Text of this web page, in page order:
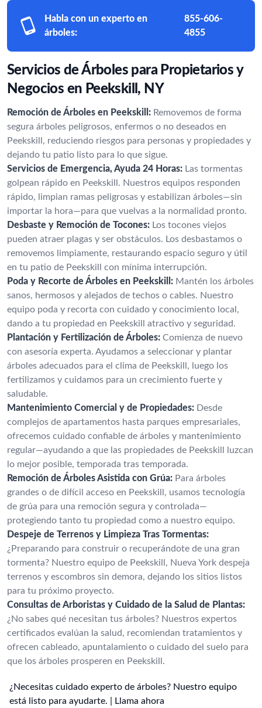
Habla con un experto en
árboles:
855-606-
4855
Servicios de Árboles para Propietarios y
Negocios en Peekskill, NY
Remoción de Árboles en Peekskill: Removemos de forma
segura árboles peligrosos, enfermos o no deseados en
Peekskill, reduciendo riesgos para personas y propiedades y
dejando tu patio listo para lo que sigue.
Servicios de Emergencia, Ayuda 24 Horas: Las tormentas
golpean rápido en Peekskill. Nuestros equipos responden
rápido, limpian ramas peligrosas y estabilizan árboles—sin
importar la hora—para que vuelvas a la normalidad pronto.
Desbaste y Remoción de Tocones: Los tocones viejos
pueden atraer plagas y ser obstáculos. Los desbastamos o
removemos limpiamente, restaurando espacio seguro y útil
en tu patio de Peekskill con mínima interrupción.
Poda y Recorte de Árboles en Peekskill: Mantén los árboles
sanos, hermosos y alejados de techos o cables. Nuestro
equipo poda y recorta con cuidado y conocimiento local,
dando a tu propiedad en Peekskill atractivo y seguridad.
Plantación y Fertilización de Árboles: Comienza de nuevo
con asesoría experta. Ayudamos a seleccionar y plantar
árboles adecuados para el clima de Peekskill, luego los
fertilizamos y cuidamos para un crecimiento fuerte y
saludable.
Mantenimiento Comercial y de Propiedades: Desde
complejos de apartamentos hasta parques empresariales,
ofrecemos cuidado confiable de árboles y mantenimiento
regular—ayudando a que las propiedades de Peekskill luzcan
lo mejor posible, temporada tras temporada.
Remoción de Árboles Asistida con Grúa: Para árboles
grandes o de difícil acceso en Peekskill, usamos tecnología
de grúa para una remoción segura y controlada—
protegiendo tanto tu propiedad como a nuestro equipo.
Despeje de Terrenos y Limpieza Tras Tormentas:
¿Preparando para construir o recuperándote de una gran
tormenta? Nuestro equipo de Peekskill, Nueva York despeja
terrenos y escombros sin demora, dejando los sitios listos
para tu próximo proyecto.
Consultas de Arboristas y Cuidado de la Salud de Plantas:
¿No sabes qué necesitan tus árboles? Nuestros expertos
certificados evalúan la salud, recomiendan tratamientos y
ofrecen cableado, apuntalamiento o cuidado del suelo para
que los árboles prosperen en Peekskill.
¿Necesitas cuidado experto de árboles? Nuestro equipo
está listo para ayudarte. | Llama ahora